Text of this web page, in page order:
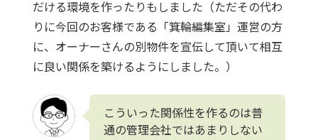
だける環境を作ったりもしました（ただその代わ
りに今回のお客様である「箕輪編集室」運営の方
に、オーナーさんの別物件を宣伝して頂いて相互
に良い関係を築けるようにしました。）
こういった関係性を作るのは普
通の管理会社ではあまりしない